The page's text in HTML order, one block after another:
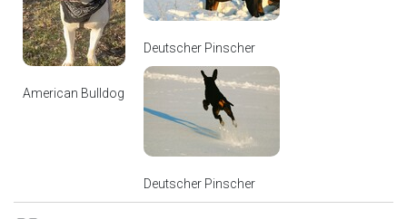
American Bulldog
Deutscher Pinscher
Deutscher Pinscher